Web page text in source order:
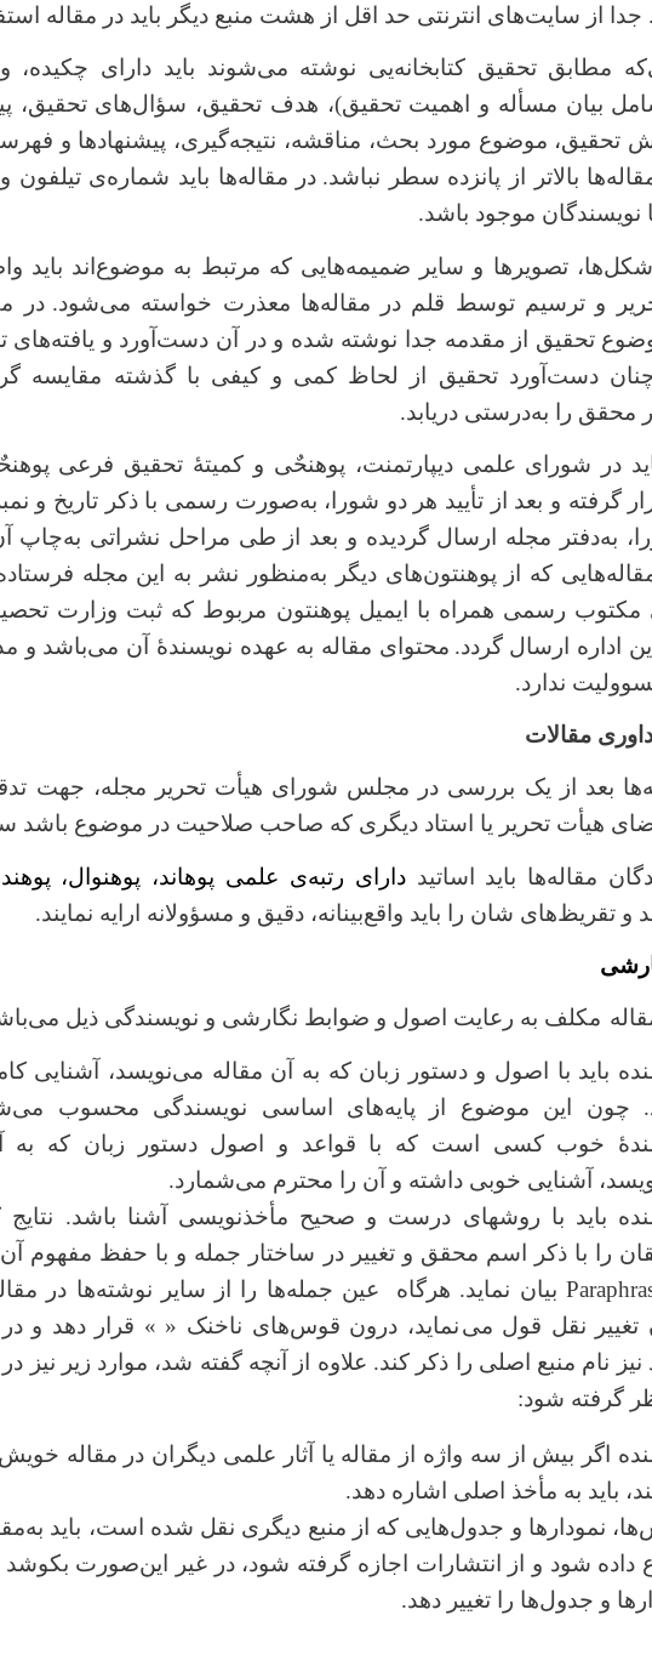
جدا از سایت‌های انترنتی حد اقل از هشت منبع دیگر باید در مقاله
که مطابق تحقیق کتابخانه‌یی نوشته می‌شوند باید دارای چکیده،
بیان مسأله و اهمیت تحقیق)، هدف تحقیق، سؤال‌های تحقیق،
تحقیق، موضوع مورد بحث، مناقشه، نتیجه‌گیری، پیشنهادها و
بالاتر از پانزده سطر نباشد. در مقاله‌ها باید شماره‌ی تیلفون
نویسندگان موجود باشد.
تصویرها و سایر ضمیمه‌هایی که مرتبط به موضوعاند باید
و ترسیم توسط قلم در مقاله‌ها معذرت خواسته می‌شود. در
تحقیق از مقدمه جدا نوشته شده و در آن دستآورد و یافتههای
دستآورد تحقیق از لحاظ کمی و کیفی با گذشته مقایسه
محقق را بهدرستی دریابد.
در شورای علمی دیپارتمنت، پوهنحٌی و کمیتۀ تحقیق فرعی
گرفته و بعد از تأیید هر دو شورا، بهصورت رسمی با ذکر تاریخ و
بهدفتر مجله ارسال گردیده و بعد از طی مراحل نشراتی بهچاپ
که از پوهنتون‌های دیگر بهمنظور نشر به این مجله
مکتوب رسمی همراه با ایمیل پوهنتون مربوط که ثبت وزارت
اداره ارسال گردد. محتوای مقاله به عهده نویسندۀ آن میباشد و
ندارد.
داوری مقالات
بعد از یک بررسی در مجلس شورای هیأت تحریر مجله، جهت
هیأت تحریر یا استاد دیگری که صاحب صلاحیت در موضوع باشد
مقاله‌ها باید اساتیددارای رتبه‌ی علمی پوهاند، پوهنوال،
و تقریظ‌های شان را باید واقع‌بینانه، دقیق و مسؤولانه ارایه نمایند.
مکلف به رعایت اصول و ضوابط نگارشی و نویسندگی ذیل می
باید با اصول و دستور زبان که به آن مقاله مینویسد، آشنایی
چون این موضوع از پایههای اساسی نویسندگی محسوب می
خوب کسی است که با قواعد و اصول دستور زبان که به
آشنایی خوبی داشته و آن را محترم میشمارد.
باید با روشهای درست و صحیح مأخذنویسی آشنا باشد.
را با ذکر اسم محقق و تغییر در ساختار جمله و با حفظ مفهوم
بیان نماید. هرگاه عین جملهها را از سایر نوشته‌ها در
تغییر نقل قول مینماید، درون قوسهای ناخنک « » قرار دهد و
نیز نام منبع اصلی را ذکر کند. علاوه از آنچه گفته شد، موارد زیر نیز در
گرفته شود:
اگر بیش از سه واژه از مقاله‌ یا آثار علمی دیگران در مقاله
باید به مأخذ اصلی اشاره دهد.
نمودارها و جدول‌هایی که از منبع دیگری نقل شده است، باید به
داده شود و از انتشارات اجازه گرفته شود، در غیر اینصورت بکوشد
و جدولها را تغییر دهد.